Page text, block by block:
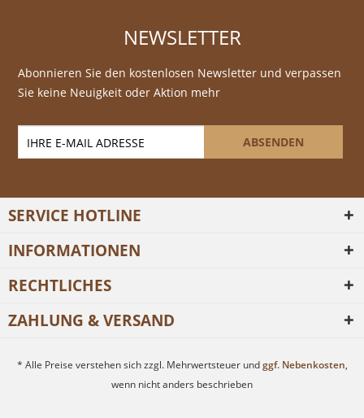
NEWSLETTER
Abonnieren Sie den kostenlosen Newsletter und verpassen
Sie keine Neuigkeit oder Aktion mehr
ABSENDEN
SERVICE HOTLINE
INFORMATIONEN
RECHTLICHES
ZAHLUNG & VERSAND
* Alle Preise verstehen sich zzgl. Mehrwertsteuer undggf. Nebenkosten,
wenn nicht anders beschrieben